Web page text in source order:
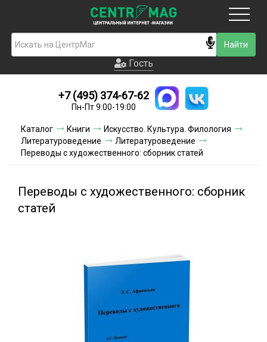
Гость
Новинки
Условия доставки
Условия оплаты
Гость
+7 (495) 374-67-62
Пн-Пт 9:00-19:00
Каталог Книги
Искусство. Культура. Филология
Литературоведение
Литературоведение
Переводы с художественного: сборник статей
Переводы с художественного: сборник
статей